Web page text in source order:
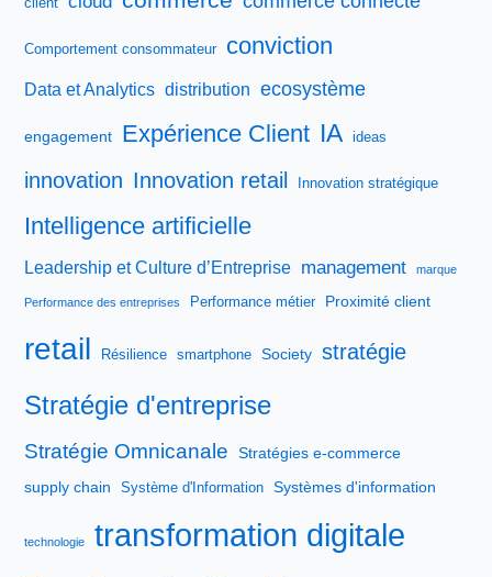
client
Comportement consommateur conviction
Data et Analytics distribution ecosystème
engagement Expérience Client IA ideas
innovation Innovation retail Innovation stratégique
Intelligence artificielle
Leadership et Culture d’Entreprise management marque
Performance des entreprises Performance métier Proximité client
retail Résilience smartphone Society stratégie
Stratégie d'entreprise
Stratégie Omnicanale
Stratégies e-commerce
supply chain
Système d'Information Systèmes d'information
technologie transformation digitale